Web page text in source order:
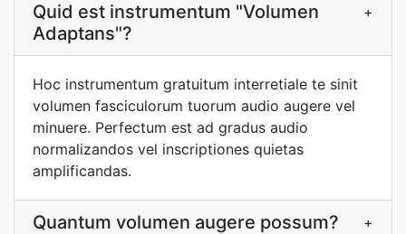
Quid est instrumentum "Volumen
Adaptans"?
+
Hoc instrumentum gratuitum interretiale te sinit
volumen fasciculorum tuorum audio augere vel
minuere. Perfectum est ad gradus audio
normalizandos vel inscriptiones quietas
amplificandas.
Quantum volumen augere possum? +